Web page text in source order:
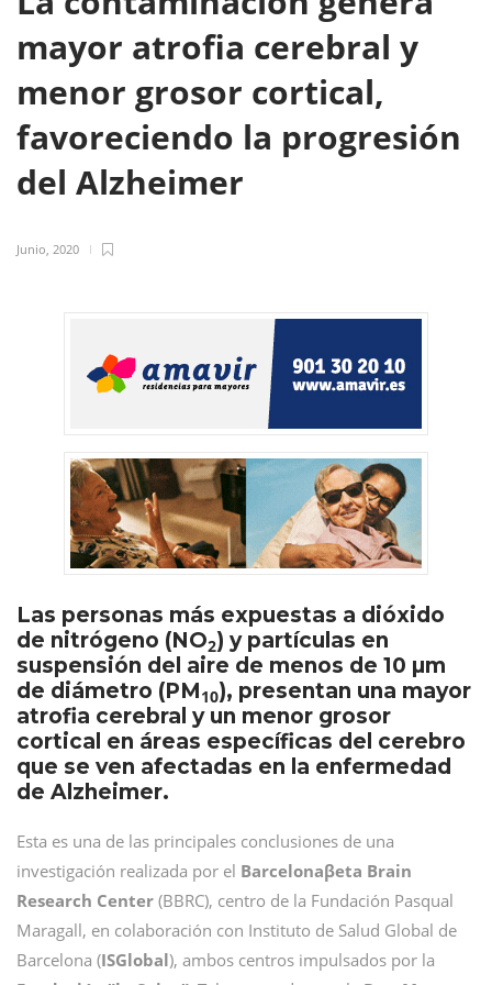
mayor atrofia cerebral y
menor grosor cortical,
favoreciendo la progresión
del Alzheimer
Junio, 2020
Las personas más expuestas a dióxido
de nitrógeno (NO2) y partículas en
suspensión del aire de menos de 10 µm
de diámetro (PM10), presentan una mayor
atrofia cerebral y un menor grosor
cortical en áreas específicas del cerebro
que se ven afectadas en la enfermedad
de Alzheimer.
Esta es una de las principales conclusiones de una
investigación realizada por el Barcelonaβeta Brain
Research Center (BBRC), centro de la Fundación Pasqual
Maragall, en colaboración con Instituto de Salud Global de
Barcelona (ISGlobal), ambos centros impulsados por la